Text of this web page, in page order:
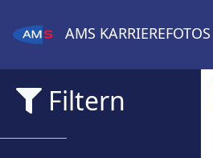
AMS KARRIEREFOTOS
Filtern